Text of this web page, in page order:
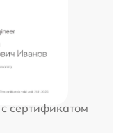
сертификатом